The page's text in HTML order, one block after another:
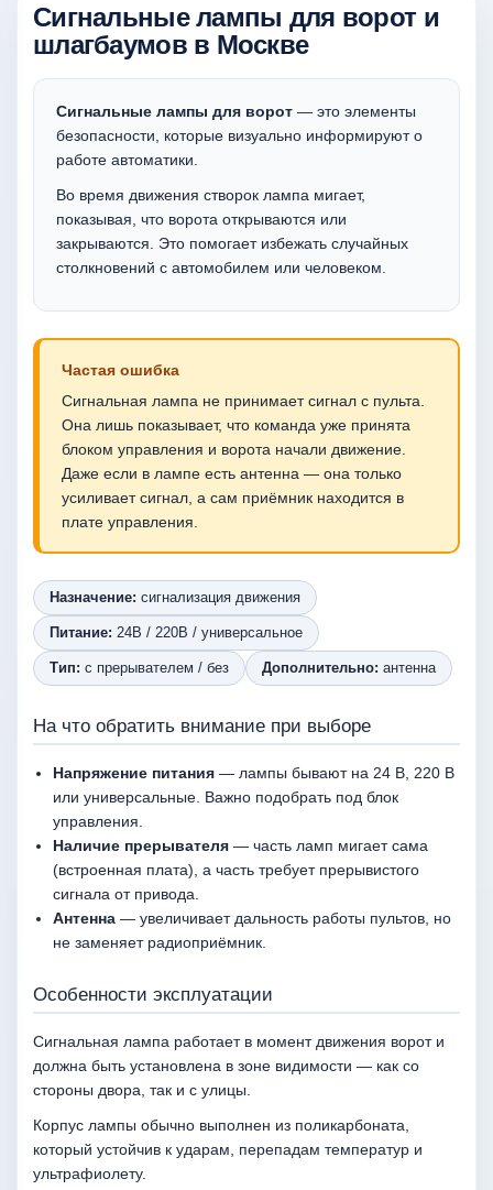
Сигнальные лампы для ворот и
шлагбаумов в Москве
Сигнальные лампы для ворот — это элементы
безопасности, которые визуально информируют о
работе автоматики.
Во время движения створок лампа мигает,
показывая, что ворота открываются или
закрываются. Это помогает избежать случайных
столкновений с автомобилем или человеком.
Частая ошибка
Сигнальная лампа не принимает сигнал с пульта.
Она лишь показывает, что команда уже принята
блоком управления и ворота начали движение.
Даже если в лампе есть антенна — она только
усиливает сигнал, а сам приёмник находится в
плате управления.
Назначение: сигнализация движения
Питание: 24В / 220В / универсальное
Тип: с прерывателем / без Дополнительно: антенна
На что обратить внимание при выборе
Напряжение питания — лампы бывают на 24 В, 220 В
или универсальные. Важно подобрать под блок
управления.
Наличие прерывателя — часть ламп мигает сама
(встроенная плата), а часть требует прерывистого
сигнала от привода.
Антенна — увеличивает дальность работы пультов, но
не заменяет радиоприёмник.
Особенности эксплуатации
Сигнальная лампа работает в момент движения ворот и
должна быть установлена в зоне видимости — как со
стороны двора, так и с улицы.
Корпус лампы обычно выполнен из поликарбоната,
который устойчив к ударам, перепадам температур и
ультрафиолету.